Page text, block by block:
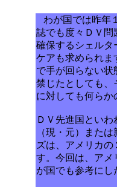
わが国では昨年
誌でも度々 ＤＶ 問
確保するシェルタ
ケアも求められま
で手が回らない
禁じたとしても、
に対しても何ら
ＤＶ先進国とい
（現・元）また
ズは、アメリカ
す。今回は、アメ
が国でも参考にし